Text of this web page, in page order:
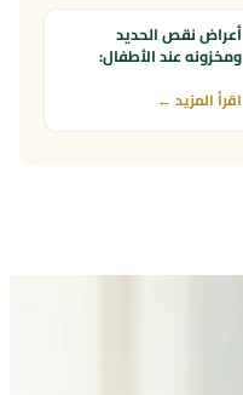
أعراض نقص الحديد
ومخزونه عند الأطفال:
اقرأ المزيد ←